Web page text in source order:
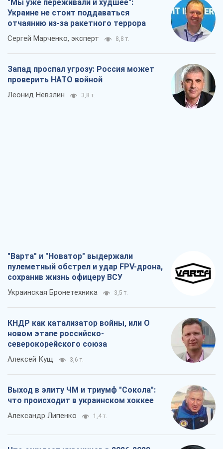
"Мы уже переживали и худшее":
Украине не стоит поддаваться
отчаянию из-за ракетного террора
Сергей Марченко, эксперт 8,8 т.
Запад проспал угрозу: Россия может
проверить НАТО войной
Леонид Невзлин 3,8 т.
"Варта" и "Новатор" выдержали
пулеметный обстрел и удар FPV-дрона,
сохранив жизнь офицеру ВСУ
Украинская Бронетехника 3,5 т.
КНДР как катализатор войны, или О
новом этапе российско-
северокорейского союза
Алексей Кущ 3,6 т.
Выход в элиту ЧМ и триумф "Сокола":
что происходит в украинском хоккее
Александр Липенко 1,4 т.